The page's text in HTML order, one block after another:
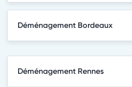
Déménagement Bordeaux
Déménagement Rennes